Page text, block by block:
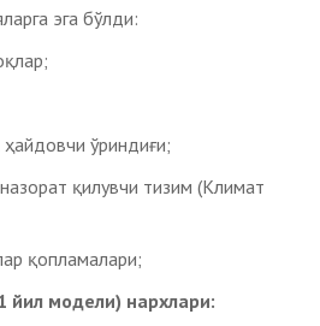
эга бўлди:
ҳайдовчи ўриндиғи;
қилувчи тизим (Климат
қопламалари;
йил модели) нархлари: